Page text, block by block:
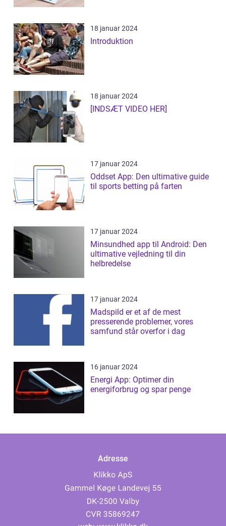
18 januar 2024
Introduktion
18 januar 2024
[INDSÆT VIDEO HER]
17 januar 2024
Oddset App: Den ultimative guide
til sports betting på farten
17 januar 2024
Minsundhed app til Android: Den
ultimative vejledning til din
helbredelse
17 januar 2024
Madspild er et af de mest
presserende problemer, vores
samfund står overfor i dag
16 januar 2024
Energi App: Optimer din
energiforbrug og spar penge
Adresse